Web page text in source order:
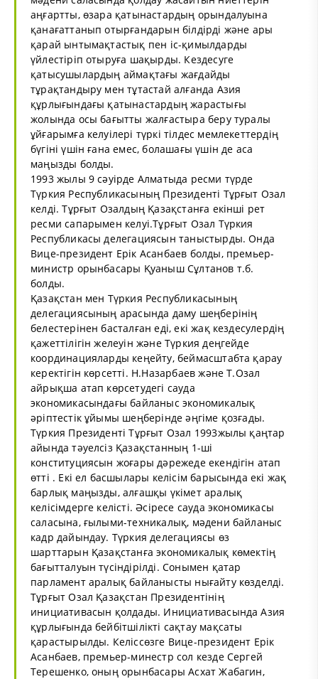
аңғартты, өзара қатынастардың орындалуына
қанағаттанып отырғандарын білдірді және ары
қарай ынтымақтастық пен іс-қимылдарды
үйлестіріп отыруға шақырды. Кездесуге
қатысушылардың аймақтағы жағдайды
тұрақтандыру мен тұтастай алғанда Азия
құрлығындағы қатынастардың жарастығы
жолында осы бағытты жалғастыра беру туралы
ұйғарымға келуілері түркі тілдес мемлекеттердің
бүгіні үшін ғана емес, болашағы үшін де аса
маңызды болды.
1993 жылы 9 сәуірде Алматыда ресми түрде
Түркия Республикасының Президенті Тұрғыт Озал
келді. Тұрғыт Озалдың Қазақстанға екінші рет
ресми сапарымен келуі.Тұрғыт Озал Түркия
Республикасы делегациясын таныстырды. Онда
Вице-президент Ерік Асанбаев болды, премьер-
министр орынбасары Қуаныш Сұлтанов т.б.
болды.
Қазақстан мен Түркия Республикасының
делегациясының арасында даму шеңберінің
белестерінен басталған еді, екі жақ кездесулердің
қажеттілігін желеуін және Түркия деңгейде
координацияларды кеңейту, беймасштабта қарау
керектігін көрсетті. Н.Назарбаев және Т.Озал
айрықша атап көрсетудегі сауда
экономикасындағы байланыс экономикалық
әріптестік ұйымы шеңберінде әңгіме қозғады.
Түркия Президенті Тұрғыт Озал 1993жылы қаңтар
айында тәуелсіз Қазақстанның 1-ші
конституциясын жоғары дәрежеде екендігін атап
өтті . Екі ел басшылары келісім барысында екі жақ
барлық маңызды, алғашқы үкімет аралық
келісімдерге келісті. Әсіресе сауда экономикасы
саласына, ғылыми-техникалық, мәдени байланыс
кадр дайындау. Түркия делегациясы өз
шарттарын Қазақстанға экономикалық көмектің
бағытталуын түсіндірілді. Сонымен қатар
парламент аралық байланысты нығайту көзделді.
Тұрғыт Озал Қазақстан Президентінің
инициативасын қолдады. Инициативасында Азия
құрлығында бейбітшілікті сақтау мақсаты
қарастырылды. Келіссөзге Вице-президент Ерік
Асанбаев, премьер-минестр сол кезде Сергей
Терешенко, оның орынбасары Асхат Жабагин,